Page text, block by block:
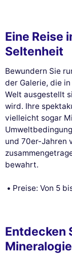
Eine Reise
Seltenheit
Bewundern Sie
der Galerie, die
Welt ausgestellt
wird. Ihre
vielleicht sogar
und 70er-Jahren
bewahrt.
Preise: Von 5
Entdecken
Mineralogie